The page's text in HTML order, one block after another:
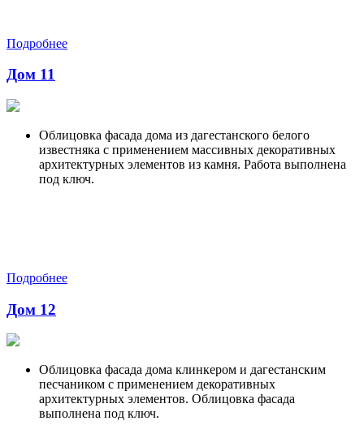
Подробнее
Дом 11
Облицовка фасада дома из дагестанского белого
известняка с применением массивных декоративных
архитектурных элементов из камня. Работа выполнена
под ключ.
Подробнее
Дом 12
Облицовка фасада дома клинкером и дагестанским
песчаником с применением декоративных
архитектурных элементов. Облицовка фасада
выполнена под ключ.